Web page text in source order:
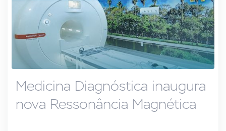
Medicina Diagnóstica inaugura
nova Ressonância Magnética